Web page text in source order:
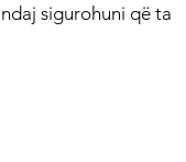
sigurohuni që ta